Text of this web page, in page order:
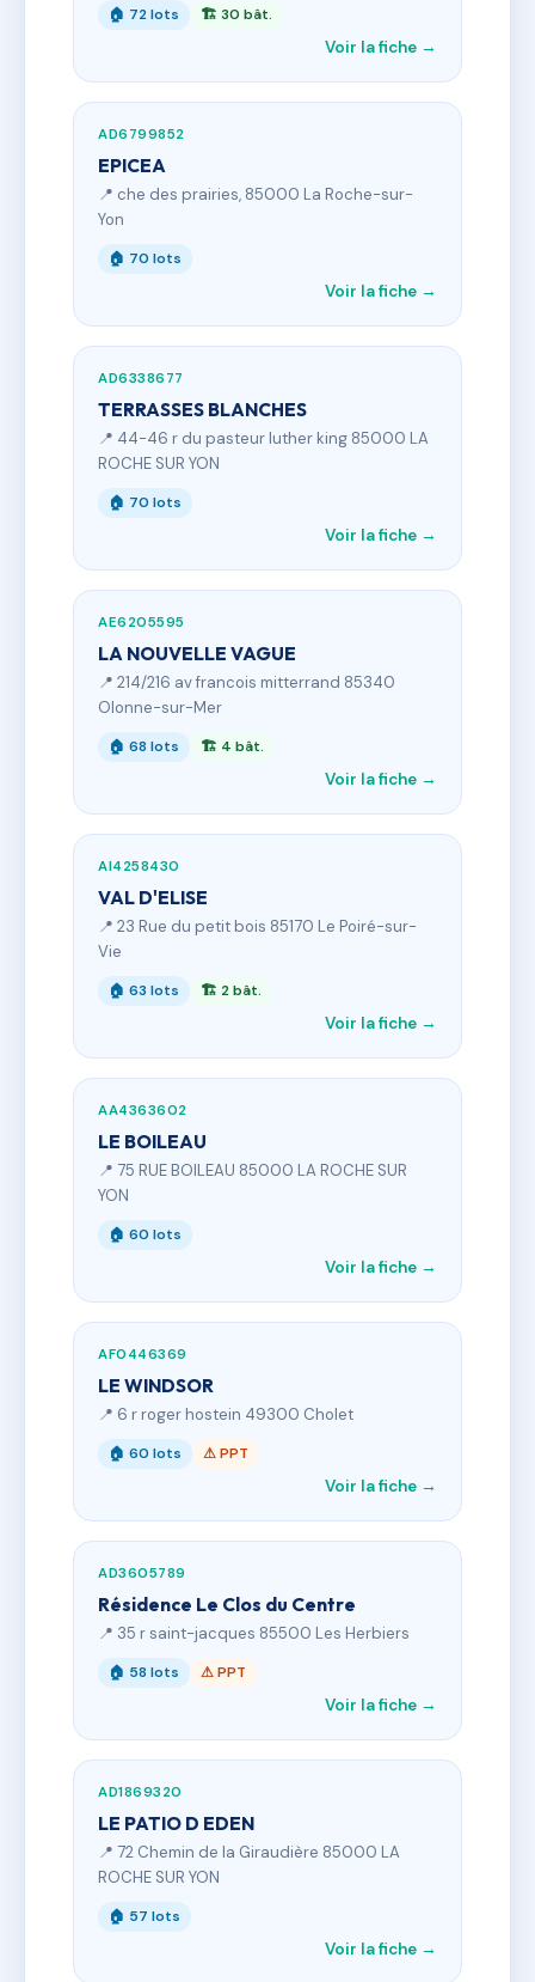
🏠 72 lots 🏗 30 bât.
Voir la fiche →
AD6799852
EPICEA
📍 che des prairies, 85000 La Roche-sur-
Yon
🏠 70 lots
Voir la fiche →
AD6338677
TERRASSES BLANCHES
📍 44-46 r du pasteur luther king 85000 LA
ROCHE SUR YON
🏠 70 lots
Voir la fiche →
AE6205595
LA NOUVELLE VAGUE
📍 214/216 av francois mitterrand 85340
Olonne-sur-Mer
🏠 68 lots 🏗 4 bât.
Voir la fiche →
AI4258430
VAL D'ELISE
📍 23 Rue du petit bois 85170 Le Poiré-sur-
Vie
🏠 63 lots 🏗 2 bât.
Voir la fiche →
AA4363602
LE BOILEAU
📍 75 RUE BOILEAU 85000 LA ROCHE SUR
YON
🏠 60 lots
Voir la fiche →
AF0446369
LE WINDSOR
📍 6 r roger hostein 49300 Cholet
🏠 60 lots ⚠ PPT
Voir la fiche →
AD3605789
Résidence Le Clos du Centre
📍 35 r saint-jacques 85500 Les Herbiers
🏠 58 lots ⚠ PPT
Voir la fiche →
AD1869320
LE PATIO D EDEN
📍 72 Chemin de la Giraudière 85000 LA
ROCHE SUR YON
🏠 57 lots
Voir la fiche →